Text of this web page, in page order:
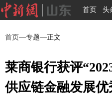
首页 头
首页—专题—正文
莱商银行获评
供应链金融发展优